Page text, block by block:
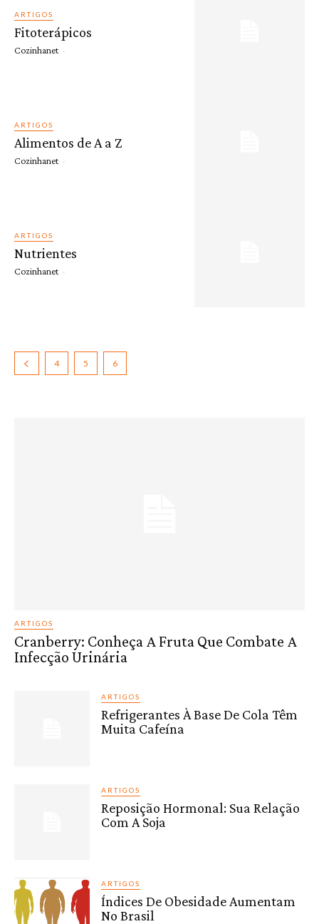
ARTIGOS
Fitoterápicos
Cozinhanet -
ARTIGOS
Alimentos de A a Z
Cozinhanet -
ARTIGOS
Nutrientes
Cozinhanet -
4 5 6
ARTIGOS
Cranberry: Conheça A Fruta Que Combate A
Infecção Urinária
ARTIGOS
Refrigerantes À Base De Cola Têm
Muita Cafeína
ARTIGOS
Reposição Hormonal: Sua Relação
Com A Soja
ARTIGOS
Índices De Obesidade Aumentam
No Brasil